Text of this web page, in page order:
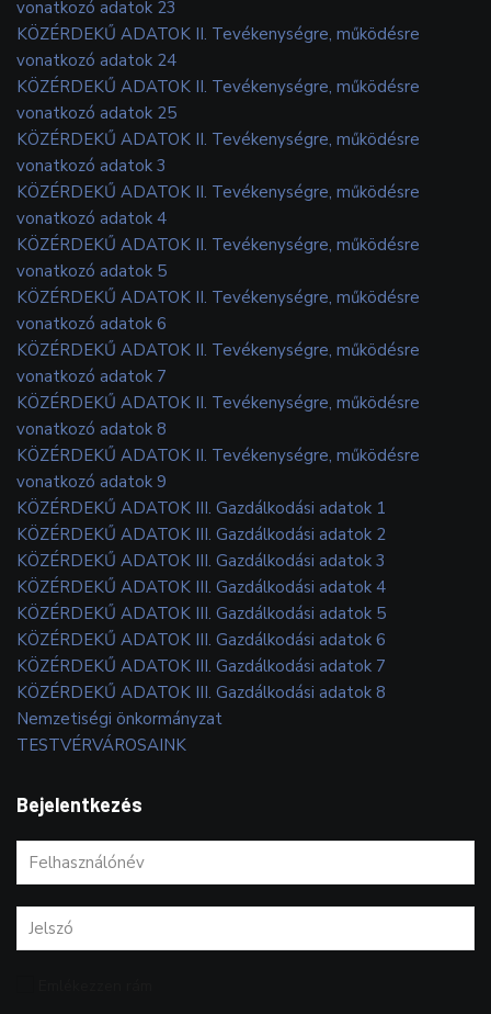
vonatkozó adatok 23
KÖZÉRDEKŰ ADATOK II. Tevékenységre, működésre
vonatkozó adatok 24
KÖZÉRDEKŰ ADATOK II. Tevékenységre, működésre
vonatkozó adatok 25
KÖZÉRDEKŰ ADATOK II. Tevékenységre, működésre
vonatkozó adatok 3
KÖZÉRDEKŰ ADATOK II. Tevékenységre, működésre
vonatkozó adatok 4
KÖZÉRDEKŰ ADATOK II. Tevékenységre, működésre
vonatkozó adatok 5
KÖZÉRDEKŰ ADATOK II. Tevékenységre, működésre
vonatkozó adatok 6
KÖZÉRDEKŰ ADATOK II. Tevékenységre, működésre
vonatkozó adatok 7
KÖZÉRDEKŰ ADATOK II. Tevékenységre, működésre
vonatkozó adatok 8
KÖZÉRDEKŰ ADATOK II. Tevékenységre, működésre
vonatkozó adatok 9
KÖZÉRDEKŰ ADATOK III. Gazdálkodási adatok 1
KÖZÉRDEKŰ ADATOK III. Gazdálkodási adatok 2
KÖZÉRDEKŰ ADATOK III. Gazdálkodási adatok 3
KÖZÉRDEKŰ ADATOK III. Gazdálkodási adatok 4
KÖZÉRDEKŰ ADATOK III. Gazdálkodási adatok 5
KÖZÉRDEKŰ ADATOK III. Gazdálkodási adatok 6
KÖZÉRDEKŰ ADATOK III. Gazdálkodási adatok 7
KÖZÉRDEKŰ ADATOK III. Gazdálkodási adatok 8
Nemzetiségi önkormányzat
TESTVÉRVÁROSAINK
Bejelentkezés